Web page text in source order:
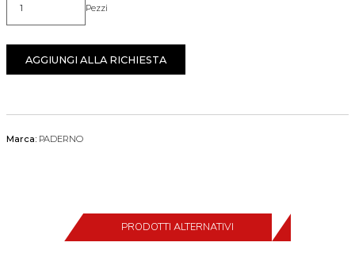
Quantità Pezzi
AGGIUNGI ALLA RICHIESTA
Marca: PADERNO
PRODOTTI ALTERNATIVI